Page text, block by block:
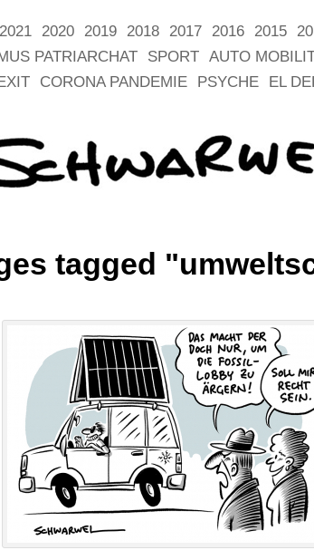
2021 2020 2019 2018 2017 2016 2015
PATRIARCHAT SPORT AUTO
CORONA PANDEMIE PSYCHE EL
tagged